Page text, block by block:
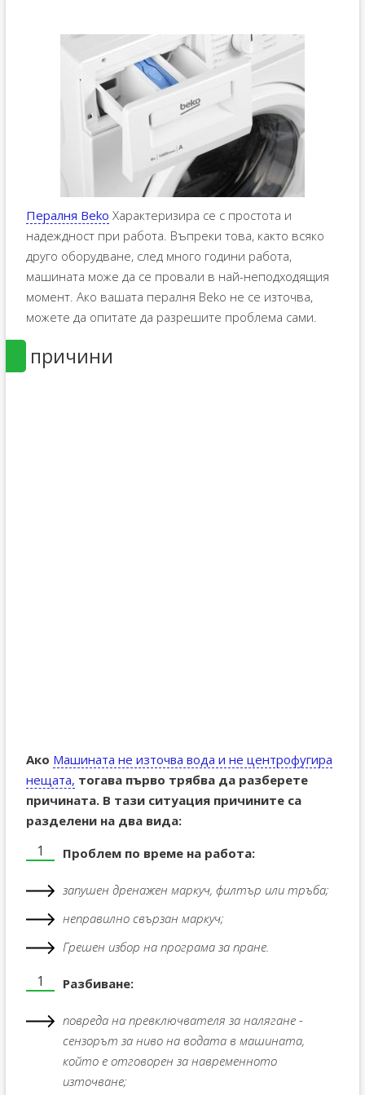
Пералня Beko Характеризира се с простота и
надеждност при работа. Въпреки това, както всяко
друго оборудване, след много години работа,
машината може да се провали в най-неподходящия
момент. Ако вашата пералня Beko не се източва,
можете да опитате да разрешите проблема сами.
причини
Ако Машината не източва вода и не центрофугира
нещата, тогава първо трябва да разберете
причината. В тази ситуация причините са
разделени на два вида:
Проблем по време на работа:
запушен дренажен маркуч, филтър или тръба;
неправилно свързан маркуч;
Грешен избор на програма за пране.
Разбиване:
повреда на превключвателя за налягане -
сензорът за ниво на водата в машината,
който е отговорен за навременното
източване;